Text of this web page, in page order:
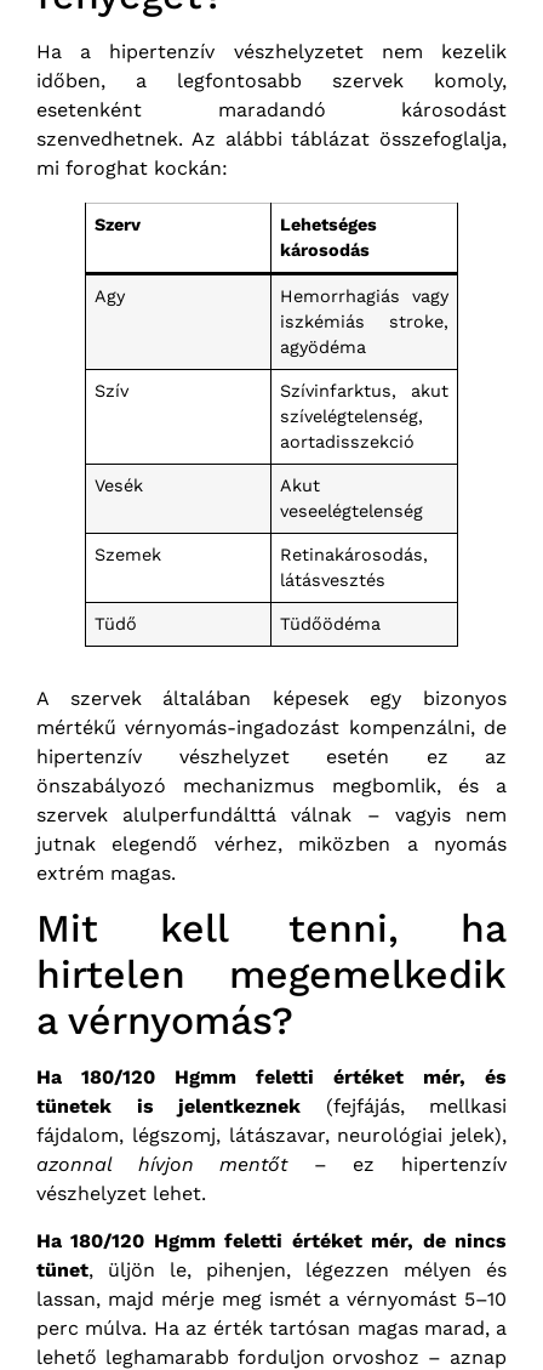
Ha a hipertenzív vészhelyzetet nem kezelik
időben, a legfontosabb szervek komoly,
esetenként maradandó károsodást
szenvedhetnek. Az alábbi táblázat összefoglalja,
mi foroghat kockán:
Szerv
Lehetséges
károsodás
Agy
Hemorrhagiás vagy
iszkémiás stroke,
agyödéma
Szív
Szívinfarktus, akut
szívelégtelenség,
aortadisszekció
Vesék
Akut
veseelégtelenség
Szemek
Retinakárosodás,
látásvesztés
Tüdő Tüdőödéma
A szervek általában képesek egy bizonyos
mértékű vérnyomás-ingadozást kompenzálni, de
hipertenzív vészhelyzet esetén ez az
önszabályozó mechanizmus megbomlik, és a
szervek alulperfundálttá válnak – vagyis nem
jutnak elegendő vérhez, miközben a nyomás
extrém magas.
Mit kell tenni, ha
hirtelen megemelkedik
a vérnyomás?
Ha 180/120 Hgmm feletti értéket mér, és
tünetek is jelentkeznek (fejfájás, mellkasi
fájdalom, légszomj, látászavar, neurológiai jelek),
azonnal hívjon mentőt– ez hipertenzív
vészhelyzet lehet.
Ha 180/120 Hgmm feletti értéket mér, de nincs
tünet, üljön le, pihenjen, légezzen mélyen és
lassan, majd mérje meg ismét a vérnyomást 5–10
perc múlva. Ha az érték tartósan magas marad, a
lehető leghamarabb forduljon orvoshoz – aznap